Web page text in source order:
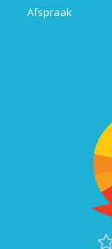
Afspraak